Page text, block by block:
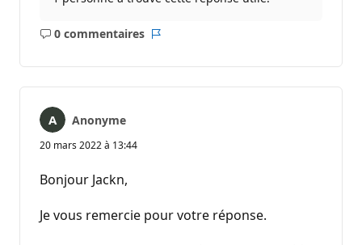
0 commentaires
Aucun
Anonyme
20 mars 2022 à 13:44
Bonjour Jackn,
Je vous remercie pour votre réponse.